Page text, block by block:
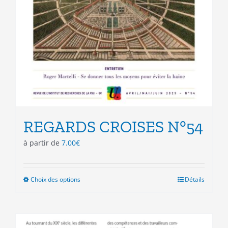
REGARDS CROISES N°54
à partir de 7.00€
Choix des optionsCe
variations.
Détails